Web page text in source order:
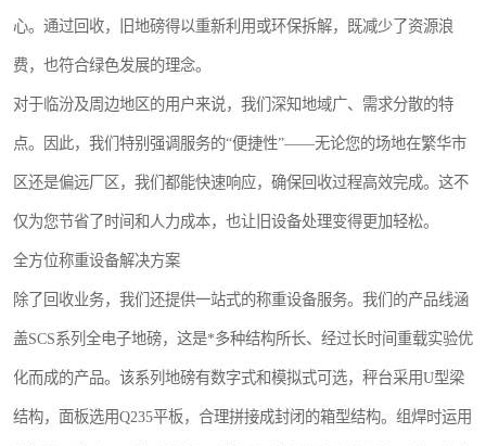
心。通过回收，旧地磅得以重新利用或环保拆解，既减少了资源浪
费，也符合绿色发展的理念。
对于临汾及周边地区的用户来说，我们深知地域广、需求分散的特
点。因此，我们特别强调服务的“便捷性”——无论您的场地在繁华市
区还是偏远厂区，我们都能快速响应，确保回收过程高效完成。这不
仅为您节省了时间和人力成本，也让旧设备处理变得更加轻松。
全方位称重设备解决方案
除了回收业务，我们还提供一站式的称重设备服务。我们的产品线涵
盖SCS系列全电子地磅，这是*多种结构所长、经过长时间重载实验优
化而成的产品。该系列地磅有数字式和模拟式可选，秤台采用U型梁
结构，面板选用Q235平板，合理拼接成封闭的箱型结构。组焊时运用